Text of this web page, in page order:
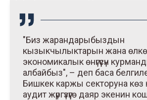
"Биз жарандарыбыздын
кызыкчылыктарын жана
экономикалык өнүгүүсүн
албайбыз", – деп баса
Бишкек каржы секторуна
аудит жүргүзүүгө даяр экенин